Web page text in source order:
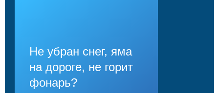
Не убран снег, яма
на дороге, не горит
фонарь?